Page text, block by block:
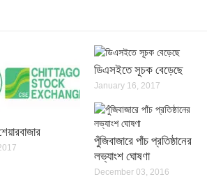
ডিএসইতে সূচক বেড়েছে
January 16, 2017
পুঁজিবাজারে পাঁচ প্রতিষ্ঠানের
লভ্যাংশ ঘোষণা
December 03, 2016